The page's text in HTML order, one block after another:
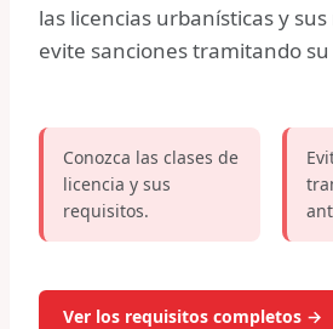
las licencias urbanísticas y
evite sanciones tramitando
Conozca las clases de
licencia y sus
requisitos.
Ver los requisitos completos →